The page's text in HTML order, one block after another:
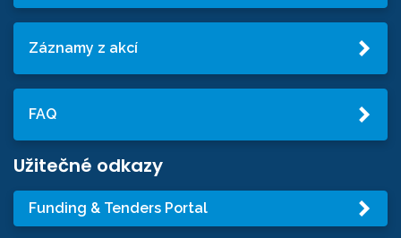
Záznamy z akcí
FAQ
Užitečné odkazy
Funding & Tenders Portal